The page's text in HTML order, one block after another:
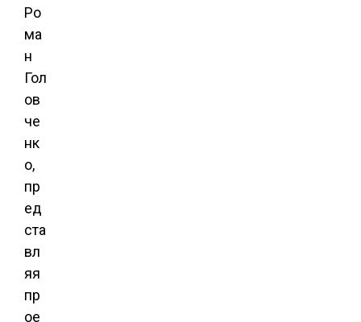
Ро
ма
н
Гол
ов
че
нк
о,
пр
ед
ста
вл
яя
пр
ое